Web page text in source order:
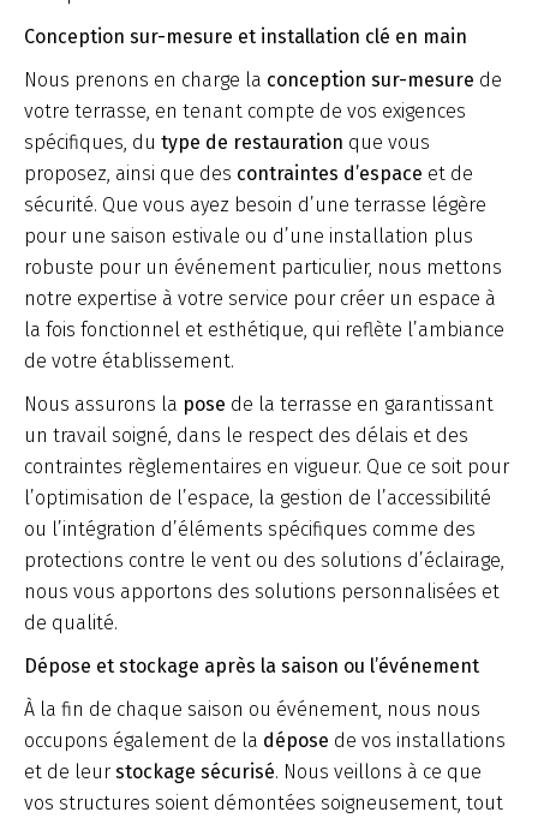
Conception sur-mesure et installation clé en main
Nous prenons en charge la conception sur-mesure de
votre terrasse, en tenant compte de vos exigences
spécifiques, du type de restauration que vous
proposez, ainsi que des contraintes d’espace et de
sécurité. Que vous ayez besoin d’une terrasse légère
pour une saison estivale ou d’une installation plus
robuste pour un événement particulier, nous mettons
notre expertise à votre service pour créer un espace à
la fois fonctionnel et esthétique, qui reflète l’ambiance
de votre établissement.
Nous assurons la pose de la terrasse en garantissant
un travail soigné, dans le respect des délais et des
contraintes règlementaires en vigueur. Que ce soit pour
l’optimisation de l’espace, la gestion de l’accessibilité
ou l’intégration d’éléments spécifiques comme des
protections contre le vent ou des solutions d’éclairage,
nous vous apportons des solutions personnalisées et
de qualité.
Dépose et stockage après la saison ou l’événement
À la fin de chaque saison ou événement, nous nous
occupons également de la dépose de vos installations
et de leur stockage sécurisé. Nous veillons à ce que
vos structures soient démontées soigneusement, tout